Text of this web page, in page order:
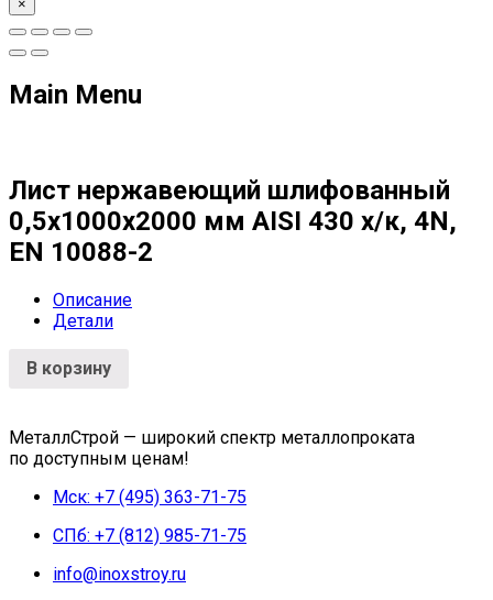
×
Main Menu
Лист нержавеющий шлифованный
0,5х1000х2000 мм AISI 430 х/к, 4N,
EN 10088-2
Описание
Детали
В корзину
МеталлСтрой — широкий спектр металлопроката
по доступным ценам!
Мск: +7 (495) 363-71-75
СПб: +7 (812) 985-71-75
info@inoxstroy.ru